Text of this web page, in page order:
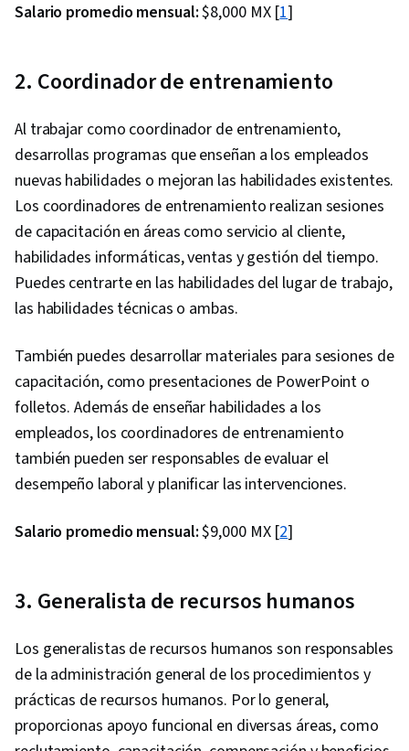
Salario promedio mensual:$8,000 MX [1]
2. Coordinador de entrenamiento
Al trabajar como coordinador de entrenamiento,
desarrollas programas que enseñan a los empleados
nuevas habilidades o mejoran las habilidades existentes.
Los coordinadores de entrenamiento realizan sesiones
de capacitación en áreas como servicio al cliente,
habilidades informáticas, ventas y gestión del tiempo.
Puedes centrarte en las habilidades del lugar de trabajo,
las habilidades técnicas o ambas.
También puedes desarrollar materiales para sesiones de
capacitación, como presentaciones de PowerPoint o
folletos. Además de enseñar habilidades a los
empleados, los coordinadores de entrenamiento
también pueden ser responsables de evaluar el
desempeño laboral y planificar las intervenciones.
Salario promedio mensual:$9,000 MX [2]
3. Generalista de recursos humanos
Los generalistas de recursos humanos son responsables
de la administración general de los procedimientos y
prácticas de recursos humanos. Por lo general,
proporcionas apoyo funcional en diversas áreas, como